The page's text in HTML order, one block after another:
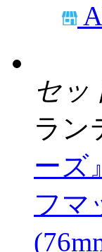
沙
リジ
¥3,300
店舗